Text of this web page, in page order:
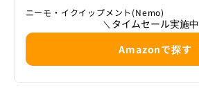
ニーモ・イクイップメント(Nemo)
＼ タイムセール実施中
Amazonで探す